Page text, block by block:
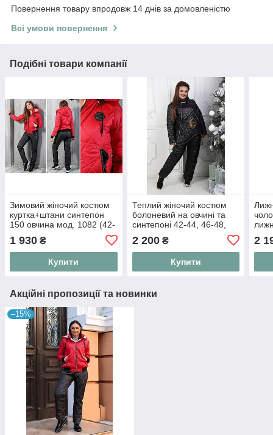
Повернення товару впродовж 14 днів за домовленістю
Всі умови повернення
Подібні товари компанії
Зимовий жіночий костюм
куртка+штани синтепон
150 овчина мод. 1082 (42-
1 930 ₴
Купити
Теплий жіночий костюм
болоневий на овчині та
синтепоні 42-44, 46-48,
2 200₴
Купити
2
Акційні пропозиції та новинки
–15%